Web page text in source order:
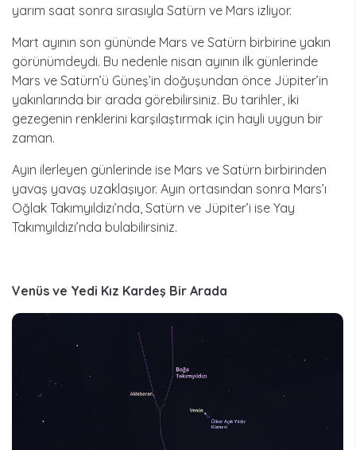
yarım saat sonra sırasıyla Satürn ve Mars izliyor.
Mart ayının son gününde Mars ve Satürn birbirine yakın
görünümdeydi. Bu nedenle nisan ayının ilk günlerinde
Mars ve Satürn’ü Güneş’in doğuşundan önce Jüpiter’in
yakınlarında bir arada görebilirsiniz. Bu tarihler, iki
gezegenin renklerini karşılaştırmak için hayli uygun bir
zaman.
Ayın ilerleyen günlerinde ise Mars ve Satürn birbirinden
yavaş yavaş uzaklaşıyor. Ayın ortasından sonra Mars’ı
Oğlak Takımyıldızı’nda, Satürn ve Jüpiter’i ise Yay
Takımyıldızı’nda bulabilirsiniz.
Venüs ve Yedi Kız Kardeş Bir Arada